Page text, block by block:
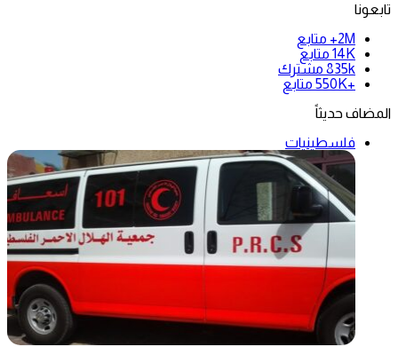
تابعونا
2M+
متابع
14K متابع
835k مشترك
+550K
متابع
المضاف حديثاً
فلسطينيات